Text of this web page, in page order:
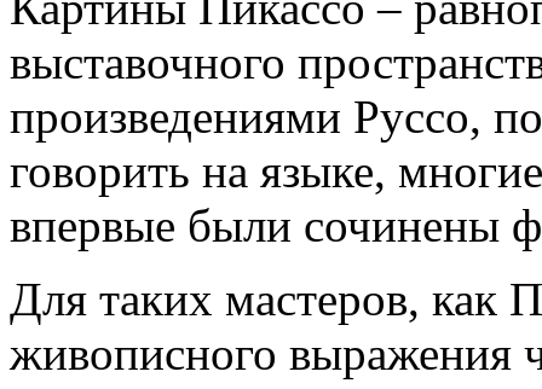
выставочного
произведениями Руссо,
говорить на языке,
впервые были сочинены
Для таких мастеров, как
живописного выражения